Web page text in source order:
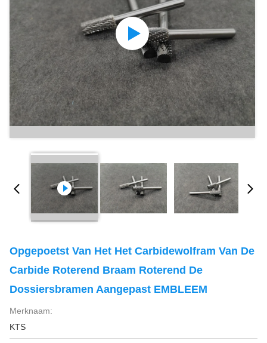
Opgepoetst Van Het Het Carbidewolfram Van De
Carbide Roterend Braam Roterend De
Dossiersbramen Aangepast EMBLEEM
Merknaam:
KTS